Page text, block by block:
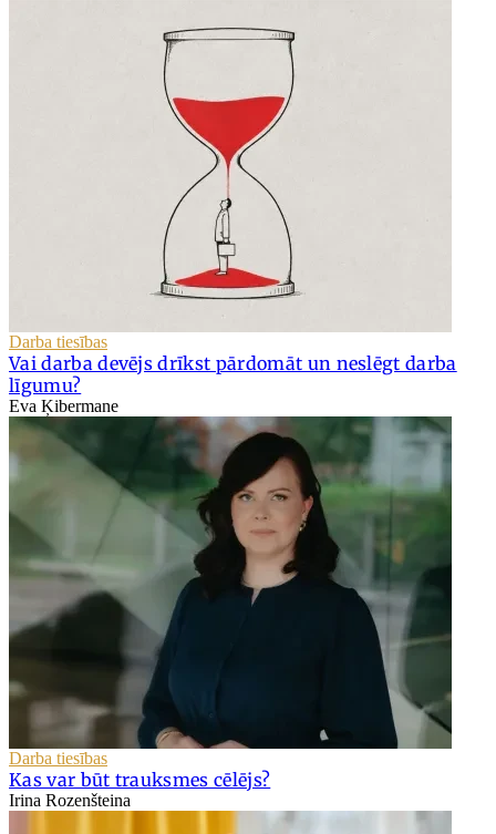
Darba tiesības
Vai darba devējs drīkst pārdomāt un neslēgt darba
līgumu?
Eva Ķibermane
Darba tiesības
Kas var būt trauksmes cēlējs?
Irina Rozenšteina